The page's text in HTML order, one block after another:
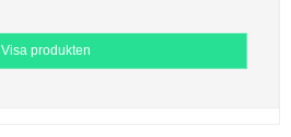
Visa produkten